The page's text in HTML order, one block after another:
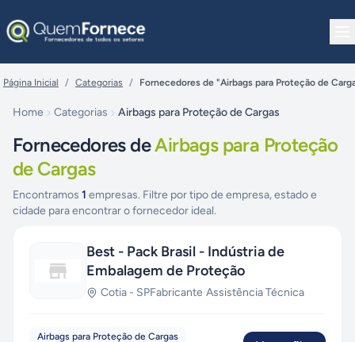
Página Inicial / Categorias / Fornecedores de "Airbags para Proteção de
Home Categorias Airbags para Proteção de Cargas
Fornecedores deAirbags para Proteção
de Cargas
Encontramos 1 empresas. Filtre por tipo de empresa, estado e
cidade para encontrar o fornecedor ideal.
Best - Pack Brasil - Indústria de
Embalagem de Proteção
Cotia - SPFabricante·Assistência Técnica
Airbags para Proteção de Cargas